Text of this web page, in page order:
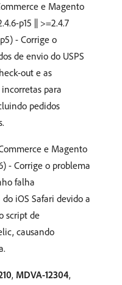
e Magento
p15 || >=2.4.7
- Corrige o
de envio do USPS
out e as
para
pedidos
e Magento
- Corrige o problema
falha
iOS Safari devido a
script de
causando
, MDVA-12304,